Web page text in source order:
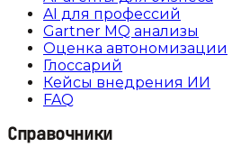
AI для профессий
Gartner MQ анализы
Оценка автономизации
Глоссарий
Кейсы внедрения ИИ
FAQ
Справочники